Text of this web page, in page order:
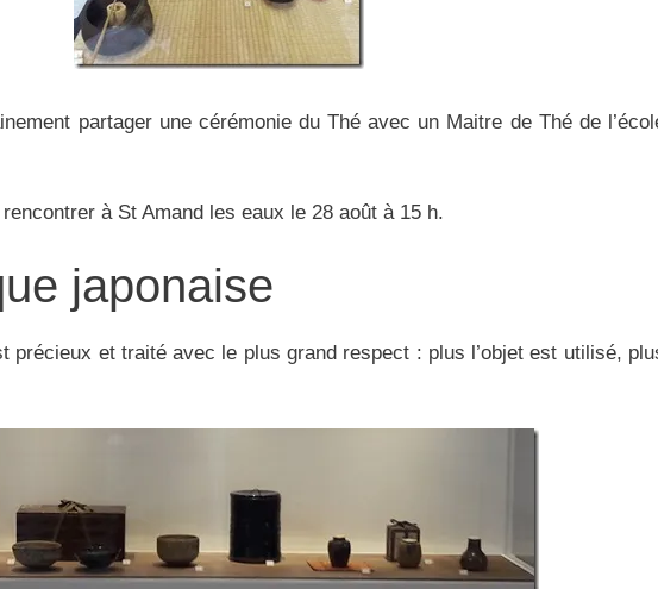
partager une cérémonie du Thé avec un Maitre de Thé de
à St Amand les eaux le 28 août à 15 h.
japonaise
précieux et traité avec le plus grand respect : plus l’objet est utilisé,